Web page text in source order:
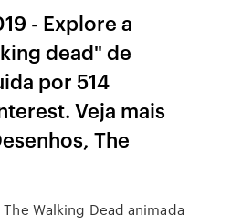
- Explore a
dead" de
por 514
Veja mais
The
The Walking Dead animada